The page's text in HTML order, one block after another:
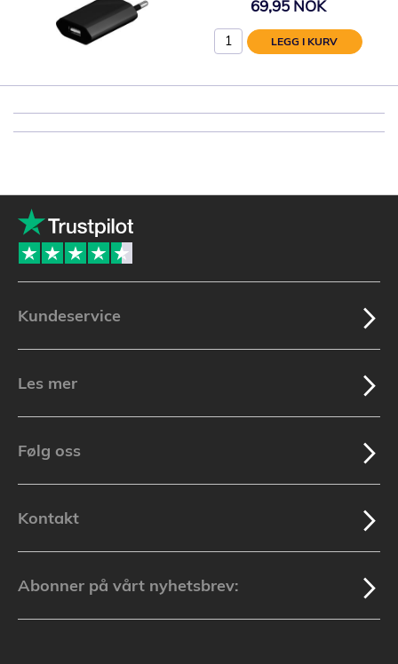
69,95 NOK
LEGG I KURV
Kundeservice
Les mer
Følg oss
Kontakt
Abonner på vårt nyhetsbrev: